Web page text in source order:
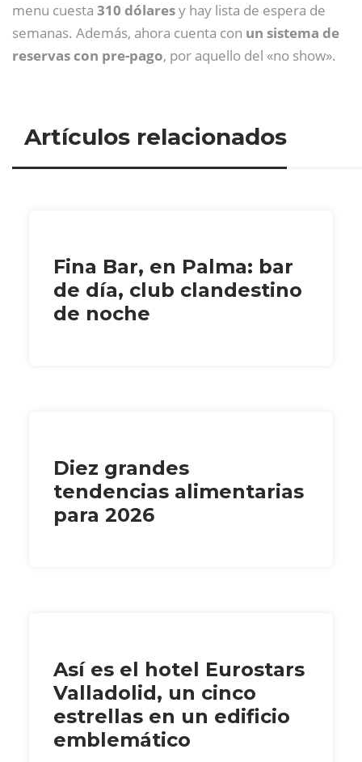
menu cuesta 310 dólaresy hay lista de espera de
semanas. Además, ahora cuenta con un sistema de
reservas con pre-pago, por aquello del «no show».
Artículos relacionados
Fina Bar, en Palma: bar
de día, club clandestino
de noche
Diez grandes
tendencias alimentarias
para 2026
Así es el hotel Eurostars
Valladolid, un cinco
estrellas en un edificio
emblemático